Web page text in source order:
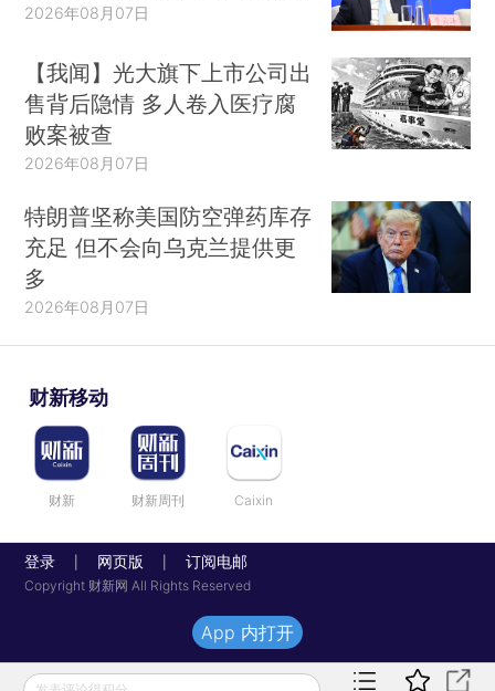
2026年08月07日
【我闻】光大旗下上市公司出
售背后隐情 多人卷入医疗腐
败案被查
2026年08月07日
特朗普坚称美国防空弹药库存
充足 但不会向乌克兰提供更
多
2026年08月07日
财新移动
财新 财新周刊 Caixin
登录 网页版 订阅电邮
Copyright 财新网 All Rights Reserved
App 内打开